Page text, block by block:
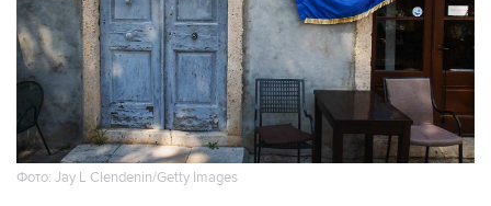
Фото: Jay L Clendenin/Getty Images